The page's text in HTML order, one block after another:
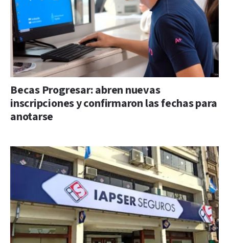
Becas Progresar: abren nuevas
inscripciones y confirmaron las fechas para
anotarse